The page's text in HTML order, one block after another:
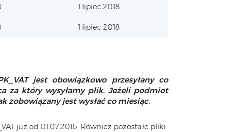
1 lipiec 2018
1 lipiec 2018
jest obowiązkowo przesyłany co
za który wysyłamy plik. Jeżeli podmiot
zobowiązany jest wysłać co miesiąc.
już od 01.07.2016. Również pozostałe pliki